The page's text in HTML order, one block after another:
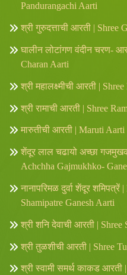
Pandurangachi Aarti
श्री गुरुदत्ताची आरती | Shree
घालीन लोटांगण वंदीन चरण-
Charan Aarti
श्री महालक्ष्मीची आरती |
श्री रामाची आरती | Shree
मारुतीची आरती | Maruti
शेंदूर लाल चढायो अच्छा
Achchha Gajmukhko-
नानापरिमळ दुर्वा शेंदूर
Shamipatre Ganesh Aarti
श्री शनि देवाची आरती | Shree
श्री तुळशीची आरती | Shree
श्री स्वामी समर्थ काकड